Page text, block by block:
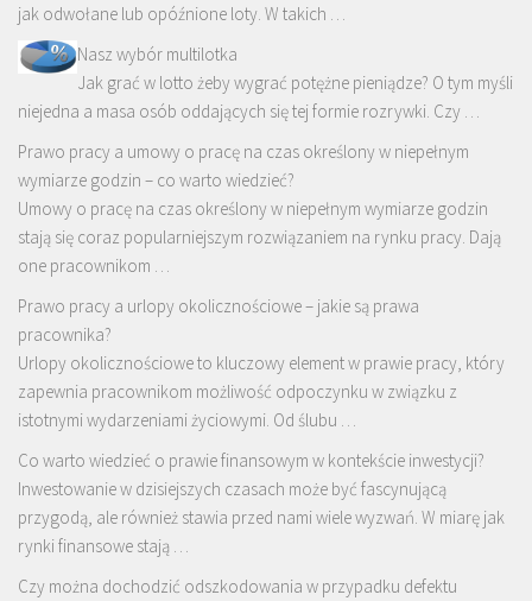
jak odwołane lub opóźnione loty. W takich …
Nasz wybór multilotka
Jak grać w lotto żeby wygrać potężne pieniądze? O tym myśli
niejedna a masa osób oddających się tej formie rozrywki. Czy …
Prawo pracy a umowy o pracę na czas określony w niepełnym
wymiarze godzin – co warto wiedzieć?
Umowy o pracę na czas określony w niepełnym wymiarze godzin
stają się coraz popularniejszym rozwiązaniem na rynku pracy. Dają
one pracownikom …
Prawo pracy a urlopy okolicznościowe – jakie są prawa
pracownika?
Urlopy okolicznościowe to kluczowy element w prawie pracy, który
zapewnia pracownikom możliwość odpoczynku w związku z
istotnymi wydarzeniami życiowymi. Od ślubu …
Co warto wiedzieć o prawie finansowym w kontekście inwestycji?
Inwestowanie w dzisiejszych czasach może być fascynującą
przygodą, ale również stawia przed nami wiele wyzwań. W miarę jak
rynki finansowe stają …
Czy można dochodzić odszkodowania w przypadku defektu